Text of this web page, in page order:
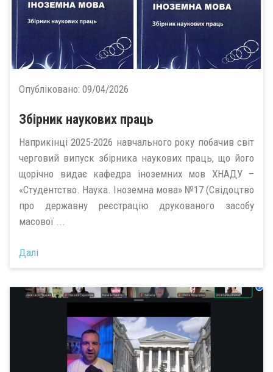
Опубліковано: 09/04/2026
Збірник наукових праць
Наприкінці 2025-2026 навчального року побачив світ
черговий випуск збірника наукових праць, що його
щорічно видає кафедра іноземних мов ХНАДУ –
«Студентство. Наука. Іноземна мова» №17 (Свідоцтво
про державну реєстрацію друкованого засобу
масової ...
Далі